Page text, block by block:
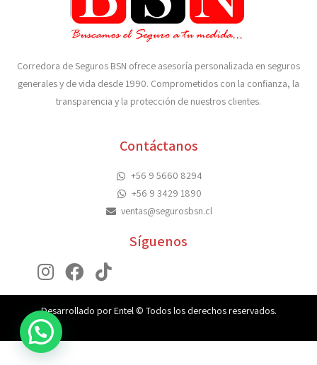
Corredora de Seguros BSN ofrece asesoría personalizada en seguros
generales y de vida desde 1990. Comprometidos con la confianza, la
transparencia y la protección de nuestros clientes.
Contáctanos
+56 9 5660 8294
+56 9 3429 1890
ventas@segurosbsn.cl
Síguenos
Desarrollado por Entel © Todos los derechos reservados.